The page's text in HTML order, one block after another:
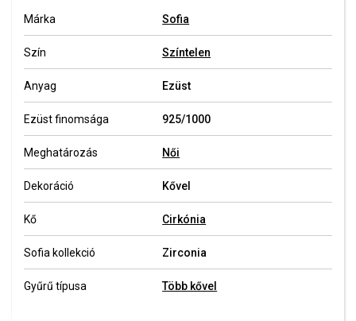
Márka Sofia
Szín Színtelen
Anyag Ezüst
Ezüst finomsága 925/1000
Meghatározás Női
Dekoráció Kővel
Kő Cirkónia
Sofia kollekció Zirconia
Gyűrű típusa Több kővel